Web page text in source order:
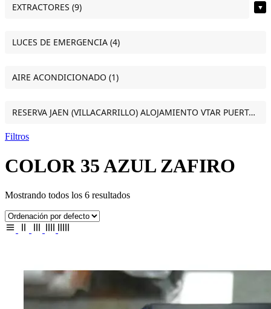
EXTRACTORES (9) ▼
LUCES DE EMERGENCIA (4)
AIRE ACONDICIONADO (1)
RESERVA JAEN (VILLACARRILLO) ALOJAMIENTO VTAR PUERTA DEL SOL ESTUDIO VILLACARRILLO (JAEN) (1)
Filtros
COLOR 35 AZUL ZAFIRO
Mostrando todos los 6 resultados